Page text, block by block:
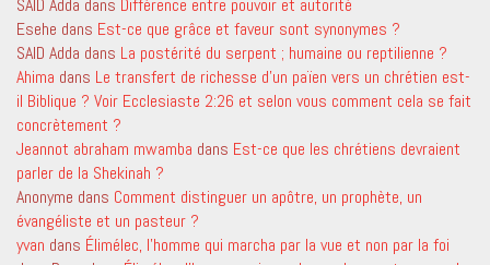
SAID Adda dans Différence entre pouvoir et autorité
Esehe dans Est-ce que grâce et faveur sont synonymes ?
SAID Adda dans La postérité du serpent ; humaine ou reptilienne ?
Ahima dans Le transfert de richesse d’un païen vers un chrétien est-
il Biblique ? Voir Ecclesiaste 2:26 et selon vous comment cela se fait
concrètement ?
Jeannot abraham mwamba dans Est-ce que les chrétiens devraient
parler de la Shekinah ?
Anonyme dans Comment distinguer un apôtre, un prophète, un
évangéliste et un pasteur ?
yvan dans Élimélec, l’homme qui marcha par la vue et non par la foi